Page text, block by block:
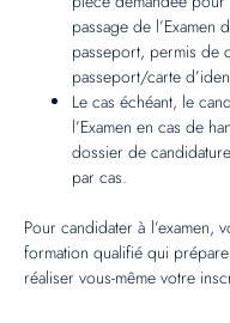
passage de l’Examen
passeport, permis
passeport/carte
Le cas échéant, le
l’Examen en cas de
dossier de
par cas.
Pour candidater à l’examen,
formation qualifié qui
réaliser vous-même votre